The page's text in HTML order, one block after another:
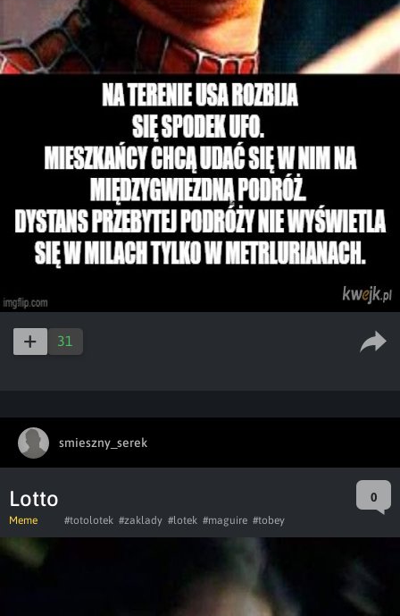
31
smieszny_serek
Lotto 0
Meme #totolotek #zaklady #lotek #maguire #tobey